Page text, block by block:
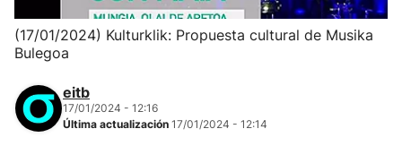
(17/01/2024) Kulturklik: Propuesta cultural de Musika
Bulegoa
eitb
17/01/2024 - 12:16
Última actualización 17/01/2024 - 12:14